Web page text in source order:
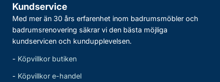
Kundservice
Med mer än 30 års erfarenhet inom badrumsmöbler och
badrumsrenovering säkrar vi den bästa möjliga
kundservicen och kundupplevelsen.
- Köpvillkor butiken
- Köpvillkor e-handel